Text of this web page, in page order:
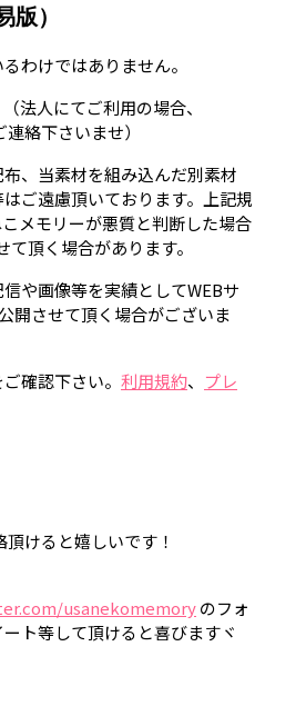
）
わけではありません。
法人にてご利用の場合、
絡下さいませ）
布、当素材を組み込んだ別素材
ご遠慮頂いております。上記規
メモリーが悪質と判断した場合
頂く場合があります。
や画像等を実績としてWEBサ
開させて頂く場合がございま
確認下さい。 利用規約、 プレ
けると嬉しいです！
usanekomemoryのフォ
ト等して頂けると喜びますヾ